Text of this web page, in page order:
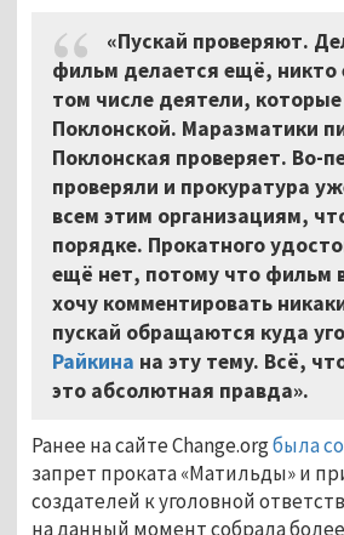
«Пускай проверяют.
фильм делается ещё, никто
том числе деятели,
Поклонской. Маразматики
Поклонская проверяет. Во-
проверяли и прокуратура
всем этим организациям,
порядке. Прокатного
ещё нет, потому что фильм
хочу комментировать
пускай обращаются куда
Райкина на эту тему. Всё,
это абсолютная правда».
Ранее на сайте Change.orgбыла
запрет проката «Матильды» и
создателей к уголовной
на данный момент собрала